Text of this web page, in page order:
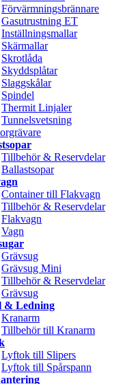
Förvärmningsbrännare
Gasutrustning ET
Inställningsmallar
Skärmallar
Skrotlåda
Skyddsplåtar
Slaggskålar
Spindel
Thermit Linjaler
Tunnelsvetsning
Tillbehör & Reservdelar
Ballastsopar
Container till Flakvagn
Tillbehör & Reservdelar
Flakvagn
Vagn
Grävsug
Grävsug Mini
Tillbehör & Reservdelar
Grävsug
& Ledning
Kranarm
Tillbehör till Kranarm
Lyftok till Slipers
Lyftok till Spårspann